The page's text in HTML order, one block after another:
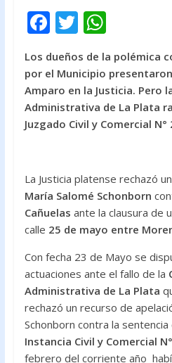
F
ac
e
b
o
o
T
w
itt
er
W
at
s
A
p
Los dueños de la polémica
por el Municipio
Amparo en la Justicia. Pero l
Administrativa de La Plata
Juzgado Civil y Comercial
La Justicia platense rechazó
María Salomé Schonborn
Cañuelas ante la clausura de
calle 25 de mayo entre
Con fecha 23 de Mayo se
actuaciones ante el fallo de la
Administrativa de La Plata
rechazó un recurso de
Schonborn contra la sentencia
Instancia Civil y Comercial
febrero del corriente año